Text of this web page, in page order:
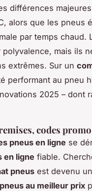
différences
alors que les pneus
par temps chaud.
mais ils
extrêmes. Sur un
performant au pneu
2025 – dont
codes
pneus en ligne se
en ligne fiable.
pneus est devenu
au meilleur prix